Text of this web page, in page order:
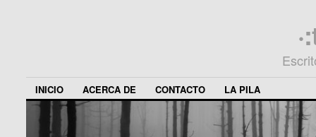
INICIO ACERCA DE CONTACTO LA PILA